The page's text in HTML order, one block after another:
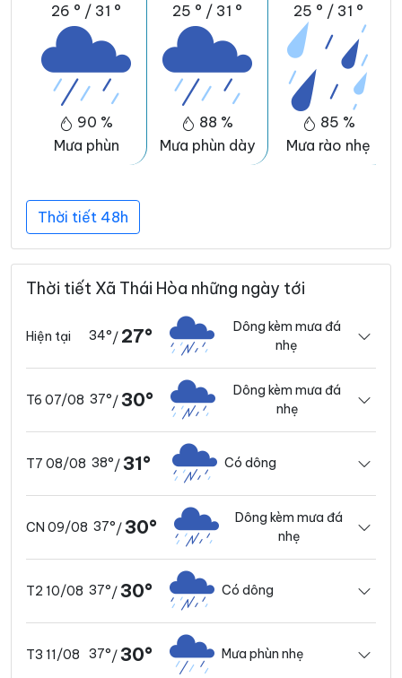
26 ° / 31 °
90 %
Mưa phùn
25 ° / 31 °
88 %
Mưa phùn dày
25 ° / 31 °
85 %
Mưa rào nhẹ
Thời tiết 48h
Thời tiết Xã Thái Hòa những ngày tới
Hiện tại 34°/ 27°
Dông kèm mưa đá
nhẹ
T6 07/08 37°/30°
Dông kèm mưa đá
nhẹ
T7 08/08 38°/31° Có dông
CN 09/08 37°/30°
Dông kèm mưa đá
nhẹ
T2 10/08 37°/30° Có dông
T3 11/08 37°/30° Mưa phùn nhẹ